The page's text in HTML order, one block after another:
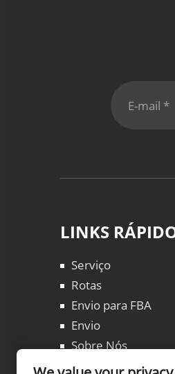
LINKS
Serviço
Rotas
Envio para FBA
Envio
Sobre Nós
Blogs